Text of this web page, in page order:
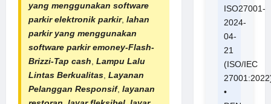
yang menggunakan software
parkir elektronik parkir, lahan
parkir yang menggunakan
software parkir emoney-Flash-
Brizzi-Tap cash, Lampu Lalu
Lintas Berkualitas, Layanan
Pelanggan Responsif, layanan
ISO27001-
2024-
04-
21
(ISO/IEC
•